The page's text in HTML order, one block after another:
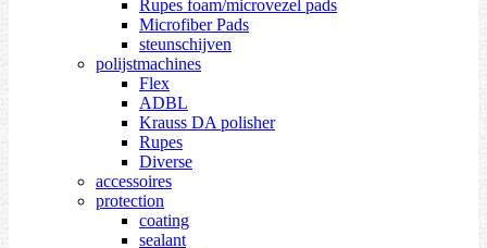
Rupes foam/microvezel pads
Microfiber Pads
steunschijven
polijstmachines
Flex
ADBL
Krauss DA polisher
Rupes
Diverse
accessoires
protection
coating
sealant